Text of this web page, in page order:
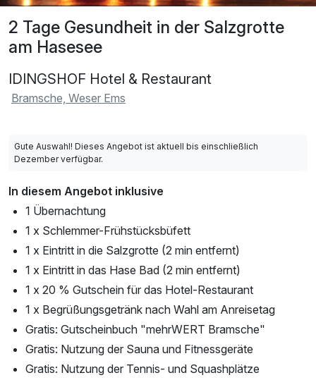
2 Tage Gesundheit in der Salzgrotte
am Hasesee
IDINGSHOF Hotel & Restaurant
Bramsche, Weser Ems
Gute Auswahl! Dieses Angebot ist aktuell bis einschließlich
Dezember verfügbar.
In diesem Angebot inklusive
1 Übernachtung
1 x Schlemmer-Frühstücksbüfett
1 x Eintritt in die Salzgrotte (2 min entfernt)
1 x Eintritt in das Hase Bad (2 min entfernt)
1 x 20 % Gutschein für das Hotel-Restaurant
1 x Begrüßungsgetränk nach Wahl am Anreisetag
Gratis: Gutscheinbuch "mehrWERT Bramsche"
Gratis: Nutzung der Sauna und Fitnessgeräte
Gratis: Nutzung der Tennis- und Squashplätze